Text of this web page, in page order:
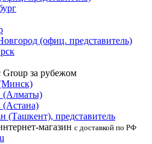
(офиц. представитель)
за рубежом
(Алматы)
(Астана)
(Ташкент), представитель
магазин с доставкой по РФ